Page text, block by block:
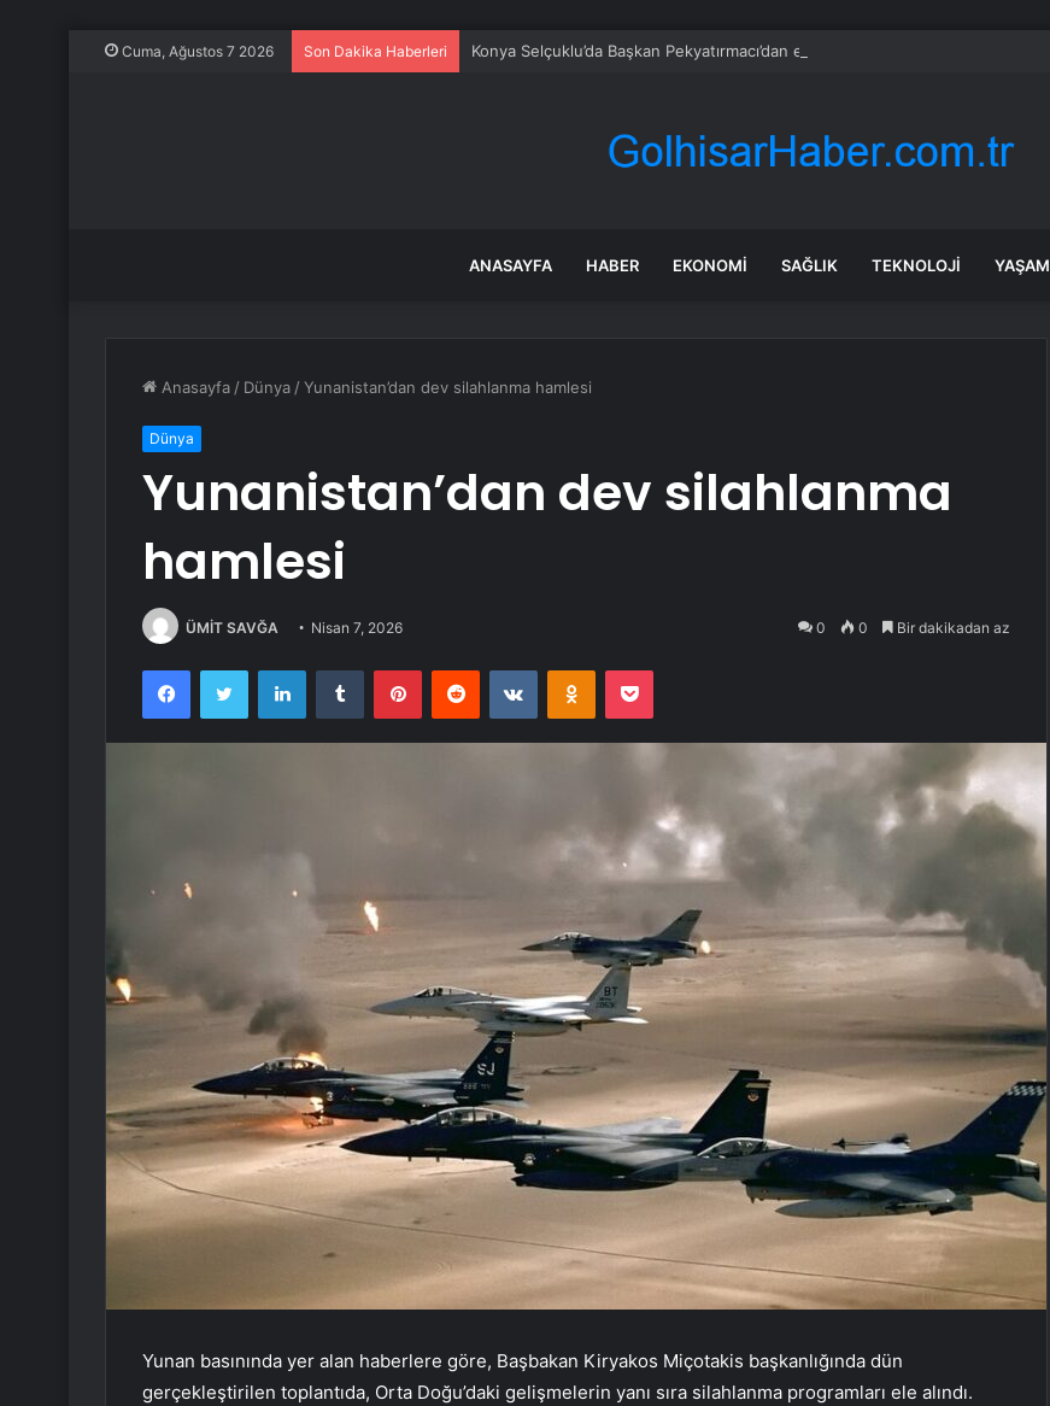
Cuma, Ağustos 7 2026 Son Dakika Haberleri Konya Selçuklu’da Başkan Pekyatırmacı’dan esnaf ziyareti
ANASAYFA HABER EKONOMI SAĞLIK TEKNOLOJI YAŞAM
Anasayfa / Dünya /Yunanistan’dan dev silahlanma hamlesi
Dünya
Yunanistan’dan dev silahlanma
hamlesi
ÜMİT SAVĞA Nisan 7, 2026 0 0 Bir dakikadan az
FacebookTwitter LinkedInTumblr PinterestReddit VKontakteOdnoklassniki
Pocket
Yunan basınında yer alan haberlere göre, Başbakan Kiryakos Miçotakis başkanlığında dün
gerçekleştirilen toplantıda, Orta Doğu’daki gelişmelerin yanı sıra silahlanma programları ele alındı.